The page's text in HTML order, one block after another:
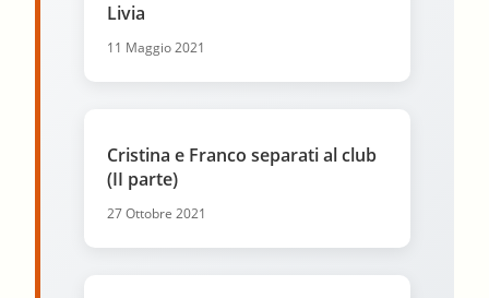
Livia
11 Maggio 2021
Cristina e Franco separati al club
(II parte)
27 Ottobre 2021